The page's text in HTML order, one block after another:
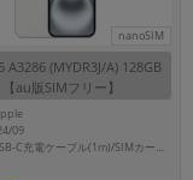
nanoSIM
A3286 (MYDR3J/A) 128GB
au版SIMフリー】
09
付属品: 箱/USB-C充電ケーブル(1m)/SIMカードツール